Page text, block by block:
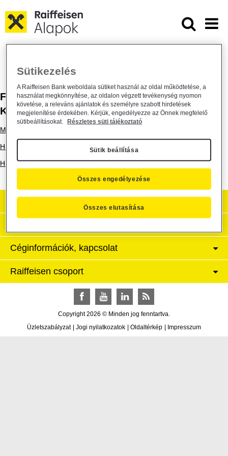
FELÜGYELETI VIZSGÁLATOKKAL
KAPCSOLATOS HATÁROZATOK
MNB PST - Vizsgálati jelentést követő határozat - 2017.02.10.
H-JÉ-III-B-53/2020. számú határozat
H-JÉ-III-B-50/2024. számú határozat
Aktuális
Céginformációk, kapcsolat
Raiffeisen csoport
Copyright 2026 © Minden jog fenntartva.
FacebookYouTubeLinkedInRSS
Üzletszabályzat Jogi nyilatkozatok Oldaltérkép Impresszum
Sütikezelés
A Raiffeisen Bank weboldala sütiket használ az oldal működtetése, a
használat megkönnyítése, az oldalon végzett tevékenység nyomon
követése, a releváns ajánlatok és személyre szabott hirdetések
megjelenítése érdekében. Kérjük, engedélyezze az Önnek megfelelő
sütibeállításokat.
Részletes süti tájékoztató
Sütik beállítása
Összes elutasítása
Összes engedélyezése